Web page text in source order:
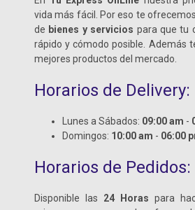
vida más fácil. Por eso te
de bienes y servicios para que tu
rápido y cómodo posible. Además
mejores productos del mercado.
Horarios de Delivery:
Lunes a Sábados: 09:00 am -
Domingos: 10:00 am - 06:00
Horarios de Pedidos:
Disponible las 24 Horas para